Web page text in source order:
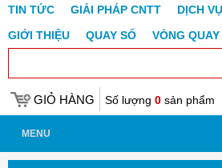
TIN TỨC GIẢI PHÁP CNTT DỊCH
GIỚI THIỆU
QUAY SỐ VÒNG
GIỎ HÀNG Số lượng 0 sản phẩm
MENU